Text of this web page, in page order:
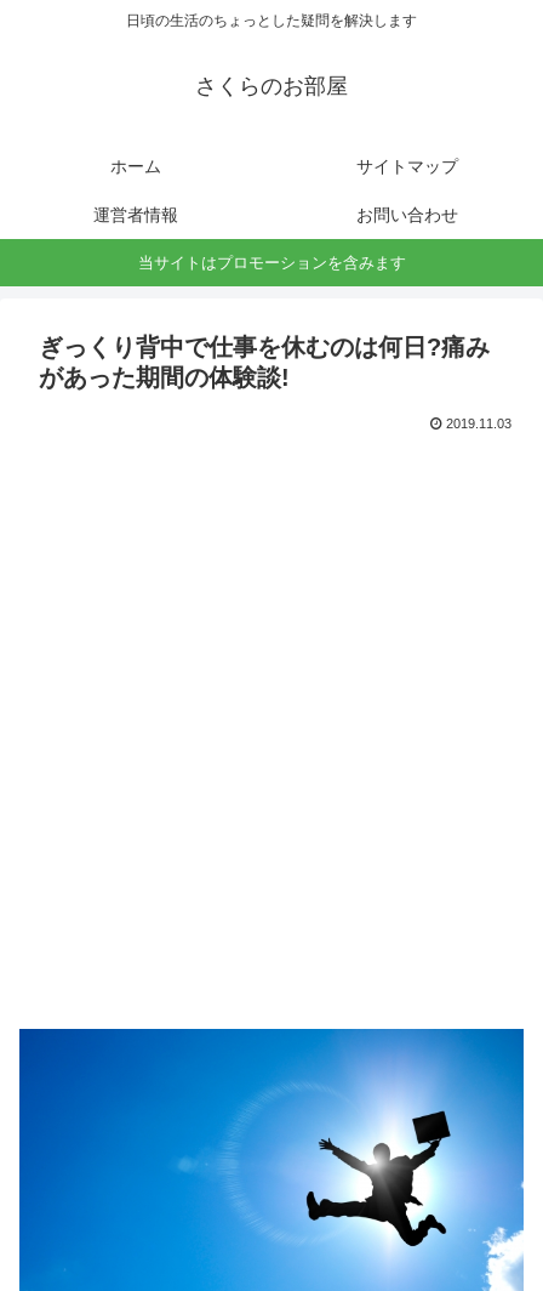
日頃の生活のちょっとした疑問を解決します
さくらのお部屋
ホーム サイトマップ
運営者情報 お問い合わせ
当サイトはプロモーションを含みます
ぎっくり背中で仕事を休むのは何日?痛み
があった期間の体験談!
2019.11.03